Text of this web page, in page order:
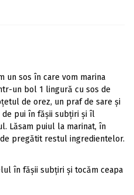
un sos în care vom marina
un bol 1 lingură cu sos de
de orez, un praf de sare și
de pui în fășii subțiri și îl
Lăsam puiul la marinat, în
pregătit restul ingredientelor.
în fășii subțiri și tocăm ceapa